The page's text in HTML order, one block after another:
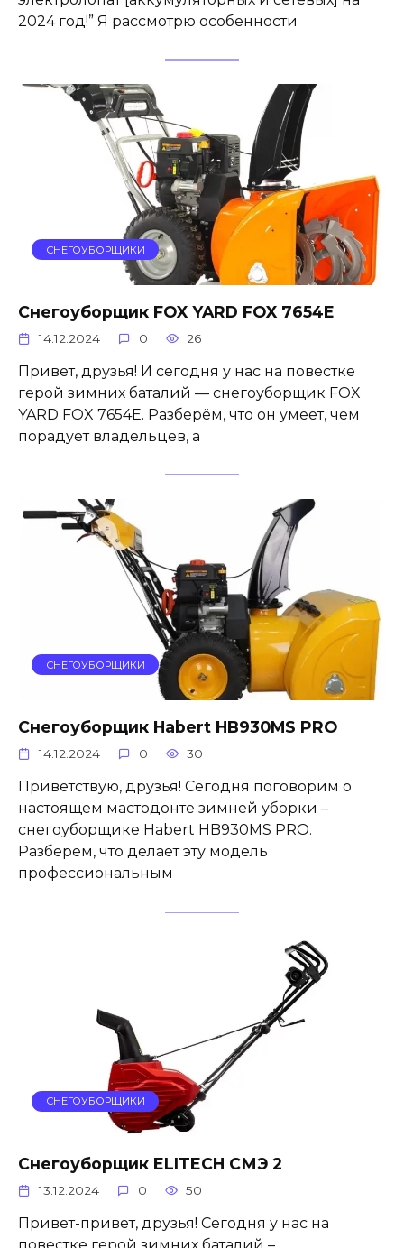
2024 год!” Я рассмотрю особенности
СНЕГОУБОРЩИКИ
Снегоуборщик FOX YARD FOX 7654E
14.12.2024 0 26
Привет, друзья! И сегодня у нас на повестке
герой зимних баталий — снегоуборщик FOX
YARD FOX 7654E. Разберём, что он умеет, чем
порадует владельцев, а
СНЕГОУБОРЩИКИ
Снегоуборщик Habert HB930MS PRO
14.12.2024 0 30
Приветствую, друзья! Сегодня поговорим о
настоящем мастодонте зимней уборки –
снегоуборщике Habert HB930MS PRO.
Разберём, что делает эту модель
профессиональным
СНЕГОУБОРЩИКИ
Снегоуборщик ELITECH СМЭ 2
13.12.2024 0 50
Привет-привет, друзья! Сегодня у нас на